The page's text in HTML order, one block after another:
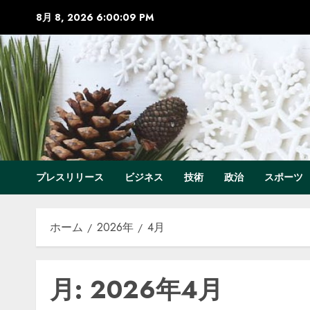
テ
ン
ツ
へ
ス
キ
ッ
プ
8月 8, 2026 6:00:10 PM
プレスリリース ビジネス 技術 政治 スポーツ
ホーム 2026年 4月
月: 2026年4月